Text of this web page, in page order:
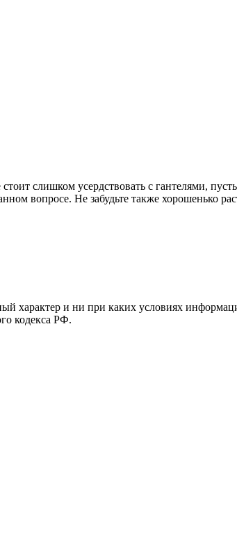
слишком усердствовать с гантелями,
вопросе. Не забудьте также хорошенько
характер и ни при каких условиях
кодекса РФ.